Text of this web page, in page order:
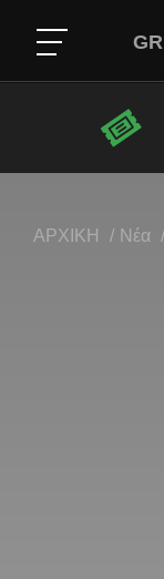
GR
ΑΡΧΙΚΗ Νέα